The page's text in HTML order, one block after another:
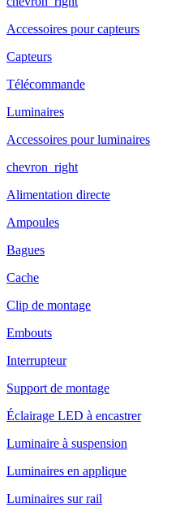
Accessoires pour capteurs
Capteurs
Télécommande
Luminaires
Accessoires pour luminaires
chevron_right
Alimentation directe
Ampoules
Bagues
Cache
Clip de montage
Embouts
Interrupteur
Support de montage
Éclairage LED à encastrer
Luminaire à suspension
Luminaires en applique
Luminaires sur rail